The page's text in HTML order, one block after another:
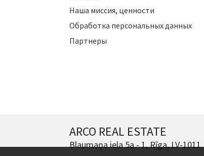
Наша миссия, ценности
Обработка персональных данных
Партнеры
ARCO REAL ESTATE
Blaumaņa iela 5a - 1, Rīga, LV-1011